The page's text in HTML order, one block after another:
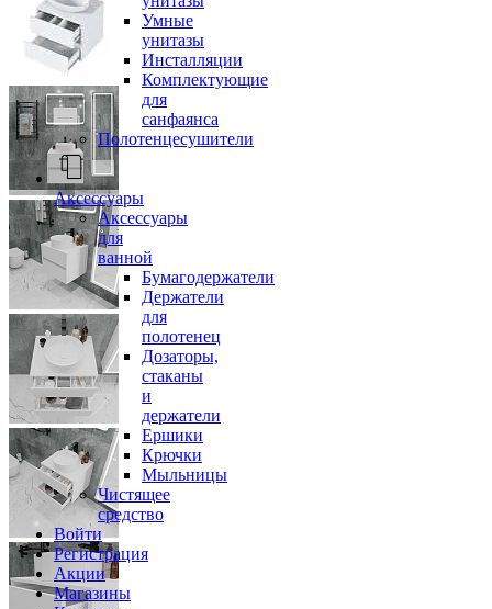
Умные
унитазы
Инсталляции
Комплектующие
для
санфаянса
Полотенцесушители
Аксессуары
Аксессуары
для
ванной
Бумагодержатели
Держатели
для
полотенец
Дозаторы,
стаканы
и
держатели
Ершики
Крючки
Мыльницы
Чистящее
средство
Войти
Регистрация
Акции
Магазины